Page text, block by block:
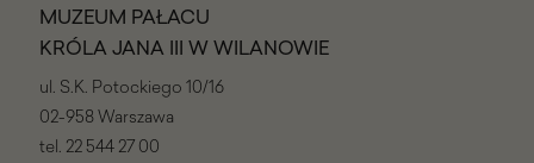
MUZEUM PAŁACU
KRÓLA JANA III W WILANOWIE
ul. S.K. Potockiego 10/16
02-958 Warszawa
tel. 22 544 27 00